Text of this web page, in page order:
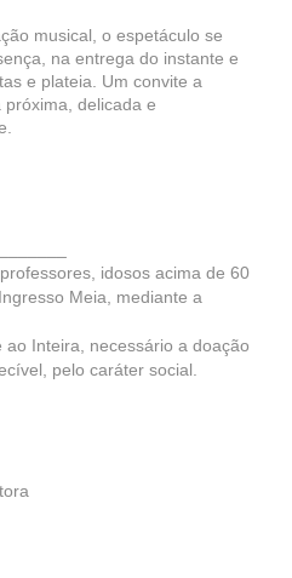
musical, o espetáculo se
na entrega do instante e
e plateia. Um convite a
delicada e
idosos acima de 60
Meia, mediante a
ao Inteira, necessário a doação
pelo caráter social.